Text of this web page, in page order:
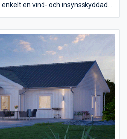
en vind- och insynsskyddad
formar sig smidigt runt köket
I köket finns en bardisk som
kvalitetstid med familjen. Badrum
i anslutning till det stora
ligger intill ett stort allrum